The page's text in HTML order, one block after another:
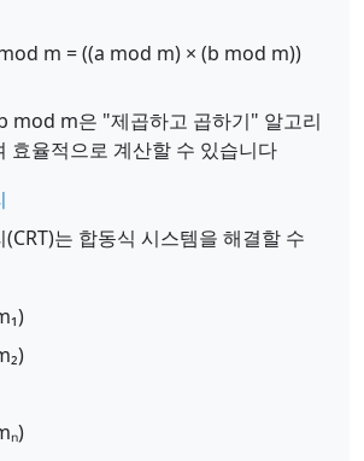
m = ((a mod m) × (b mod m))
mod m은 "제곱하고 곱하기" 알고리
효율적으로 계산할 수 있습니다
는 합동식 시스템을 해결할 수